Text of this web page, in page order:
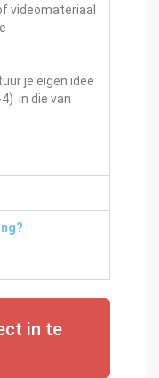
videomateriaal
je eigen idee
in die van
in te